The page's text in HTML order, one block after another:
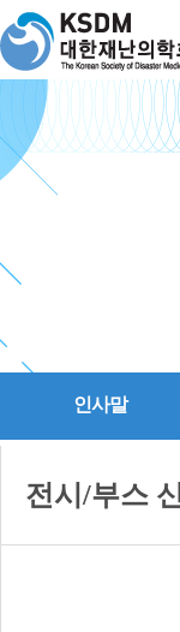
인사말
전시/부스